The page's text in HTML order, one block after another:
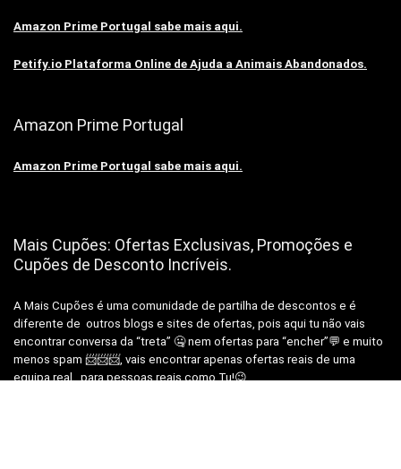
Amazon Prime Portugal sabe mais aqui.
Petify.io Plataforma Online de Ajuda a Animais Abandonados.
Amazon Prime Portugal
Amazon Prime Portugal sabe mais aqui.
Mais Cupões: Ofertas Exclusivas, Promoções e
Cupões de Desconto Incríveis.
A Mais Cupões é uma comunidade de partilha de descontos e é
diferente de outros blogs e sites de ofertas, pois aqui tu não vais
encontrar conversa da “treta” 🤐 nem ofertas para “encher”💬 e muito
menos spam 📨📨📨, vais encontrar apenas ofertas reais de uma
equipa real, para pessoas reais como Tu!😉